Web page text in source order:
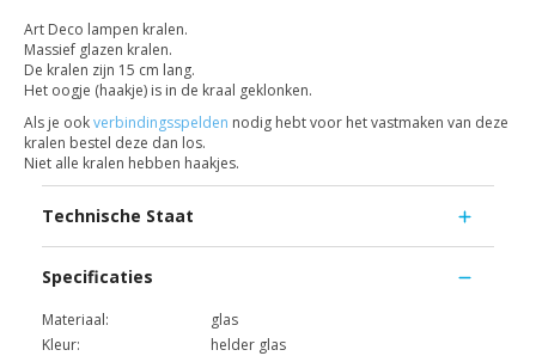
Art Deco lampen kralen.
Massief glazen kralen.
De kralen zijn 15 cm lang.
Het oogje (haakje) is in de kraal geklonken.
Als je ookverbindingsspelden nodig hebt voor het vastmaken van deze
kralen bestel deze dan los.
Niet alle kralen hebben haakjes.
Technische Staat
Specificaties
Materiaal:
glas
Kleur:
helder glas